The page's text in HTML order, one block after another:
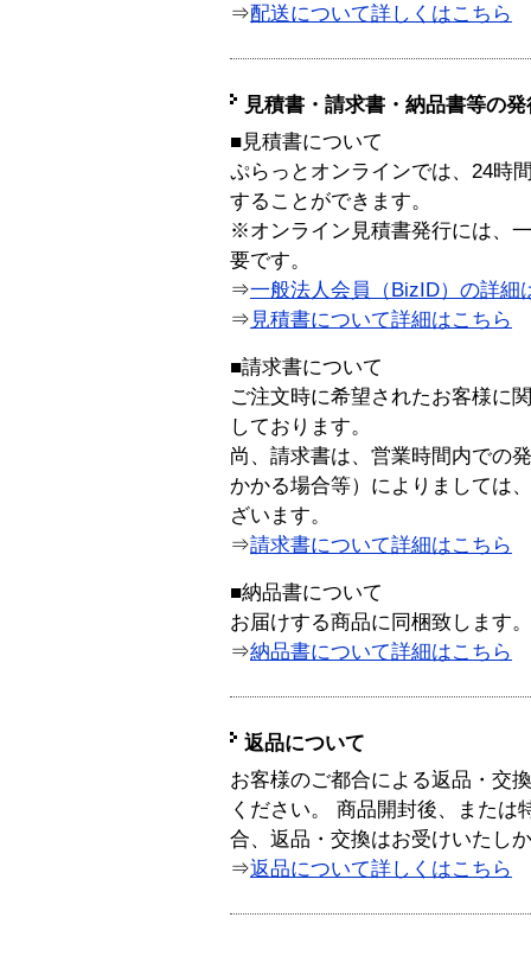
⇒配送について詳しくはこちら
見積書・請求書・納品書等の
■見積書について
ぷらっとオンラインでは、24時
することができます。
※オンライン見積書発行には、
要です。
⇒一般法人会員（BizID）の詳細
⇒ 見積書について詳細はこちら
■請求書について
ご注文時に希望されたお客様に
しております。
尚、請求書は、営業時間内での
かかる場合等）によりましては
ざいます。
⇒請求書について詳細はこちら
■納品書について
お届けする商品に同梱致します。
⇒納品書について詳細はこちら
返品について
お客様のご都合による返品・交
ください。 商品開封後、または
合、返品・交換はお受けいたし
⇒返品について詳しくはこちら